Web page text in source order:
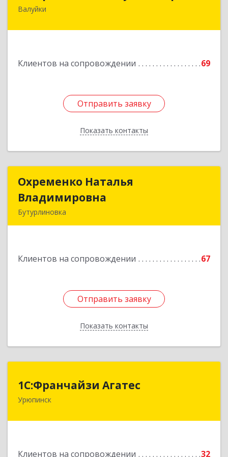
Валуйки
Клиентов на сопровождении 69
Отправить заявку
Показать контакты
309996, Белгородская обл, Валуйки г, Горького,
Отправить заявку
Назад
Охременко Наталья
Владимировна
Бутурлиновка
Клиентов на сопровождении 67
Отправить заявку
Показать контакты
Охременко Наталья
Отправить заявку
Назад
1С:Франчайзи Агатес
Урюпинск
Клиентов на сопровождении 32
403113, Волгоградская обл, Урюпинск г, Ленина